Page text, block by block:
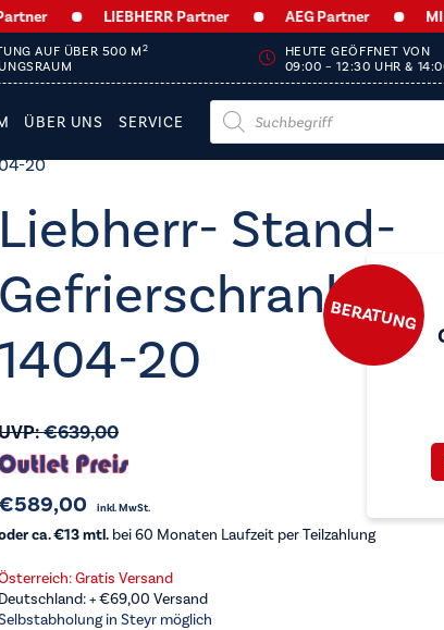
LIEBHERR Partner AEG Partner MIELE
AUF ÜBER 500 M 2
HEUTE GEÖFFNET VON
09:00 – 12:30 UHR &
ÜBER UNS SERVICE
Products
search
BERATUNG
20
Liebherr- Stand-
Gefrierschrank -
1404-20
€639,00
589,00 inkl. MwSt.
ca. €13 mtl.bei 60 Monaten Laufzeit per Teilzahlung
Gratis Versand
Deutschland: +€69,00 Versand
in Steyr möglich